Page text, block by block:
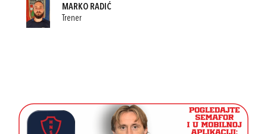
MARKO RADIĆ
Trener